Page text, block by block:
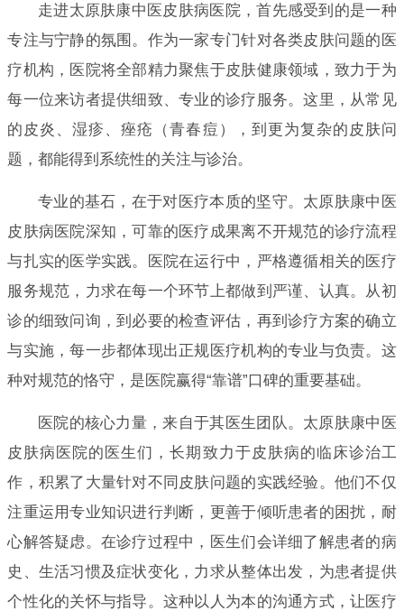
走进太原肤康中医皮肤病医院，首先感受到的是一种
专注与宁静的氛围。作为一家专门针对各类皮肤问题的医
疗机构，医院将全部精力聚焦于皮肤健康领域，致力于为
每一位来访者提供细致、专业的诊疗服务。这里，从常见
的皮炎、湿疹、痤疮（青春痘），到更为复杂的皮肤问
题，都能得到系统性的关注与诊治。
专业的基石，在于对医疗本质的坚守。太原肤康中医
皮肤病医院深知，可靠的医疗成果离不开规范的诊疗流程
与扎实的医学实践。医院在运行中，严格遵循相关的医疗
服务规范，力求在每一个环节上都做到严谨、认真。从初
诊的细致问询，到必要的检查评估，再到诊疗方案的确立
与实施，每一步都体现出正规医疗机构的专业与负责。这
种对规范的恪守，是医院赢得“靠谱”口碑的重要基础。
医院的核心力量，来自于其医生团队。太原肤康中医
皮肤病医院的医生们，长期致力于皮肤病的临床诊治工
作，积累了大量针对不同皮肤问题的实践经验。他们不仅
注重运用专业知识进行判断，更善于倾听患者的困扰，耐
心解答疑虑。在诊疗过程中，医生们会详细了解患者的病
史、生活习惯及症状变化，力求从整体出发，为患者提供
个性化的关怀与指导。这种以人为本的沟通方式，让医疗